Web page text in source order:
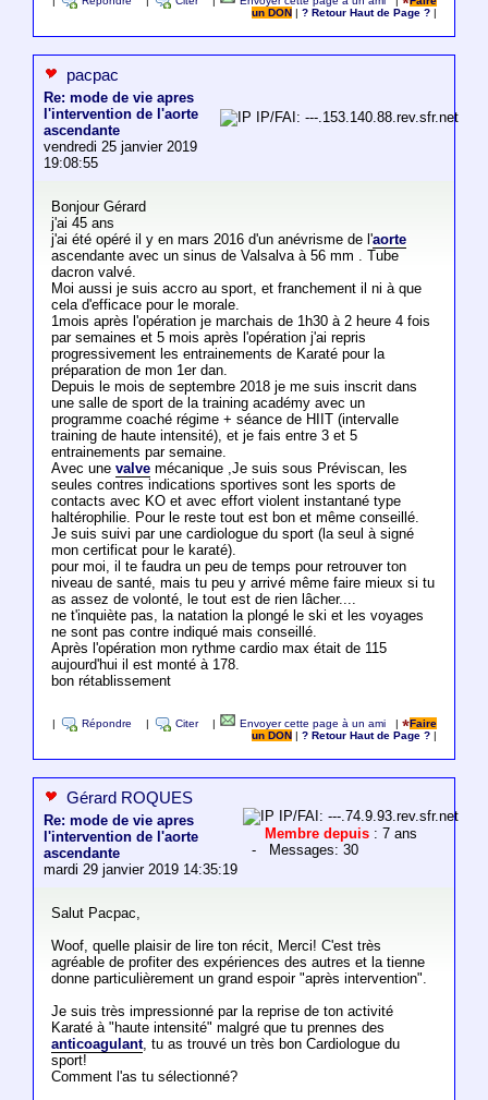
un DON
|? Retour Haut de Page ?
pacpac
Re: mode de vie apres
l'intervention de l'aorte
ascendante
vendredi 25 janvier 2019
19:08:55
IP/FAI: ---.153.140.88.rev.sfr.net
Bonjour Gérard
j'ai 45 ans
j'ai été opéré il y en mars 2016 d'un anévrisme de l'aorte
ascendante avec un sinus de Valsalva à 56 mm . Tube
dacron valvé.
Moi aussi je suis accro au sport, et franchement il ni à que
cela d'efficace pour le morale.
1mois après l'opération je marchais de 1h30 à 2 heure 4 fois
par semaines et 5 mois après l'opération j'ai repris
progressivement les entrainements de Karaté pour la
préparation de mon 1er dan.
Depuis le mois de septembre 2018 je me suis inscrit dans
une salle de sport de la training académy avec un
programme coaché régime + séance de HIIT (intervalle
training de haute intensité), et je fais entre 3 et 5
entrainements par semaine.
Avec une valvemécanique ,Je suis sous Préviscan, les
seules contres indications sportives sont les sports de
contacts avec KO et avec effort violent instantané type
haltérophilie. Pour le reste tout est bon et même conseillé.
Je suis suivi par une cardiologue du sport (la seul à signé
mon certificat pour le karaté).
pour moi, il te faudra un peu de temps pour retrouver ton
niveau de santé, mais tu peu y arrivé même faire mieux si tu
as assez de volonté, le tout est de rien lâcher....
ne t'inquiète pas, la natation la plongé le ski et les voyages
ne sont pas contre indiqué mais conseillé.
Après l'opération mon rythme cardio max était de 115
aujourd'hui il est monté à 178.
bon rétablissement
Répondre Citer Envoyer cette page à un ami |
Faire
un DON
|? Retour Haut de Page ?
Gérard ROQUES
Re: mode de vie apres
l'intervention de l'aorte
ascendante
mardi 29 janvier 2019 14:35:19
IP/FAI: ---.74.9.93.rev.sfr.net
Membre depuis : 7 ans
- Messages: 30
Salut Pacpac,
Woof, quelle plaisir de lire ton récit, Merci! C'est très
agréable de profiter des expériences des autres et la tienne
donne particulièrement un grand espoir "après intervention".
Je suis très impressionné par la reprise de ton activité
Karaté à "haute intensité" malgré que tu prennes des
anticoagulant, tu as trouvé un très bon Cardiologue du
sport!
Comment l'as tu sélectionné?